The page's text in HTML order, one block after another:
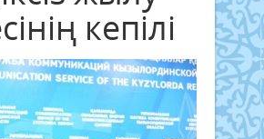
кепілі